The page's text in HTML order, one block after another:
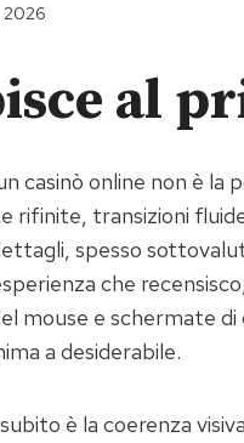
al
casinò online non è la
rifinite, transizioni
spesso
che
mouse e schermate
a desiderabile.
è la coerenza